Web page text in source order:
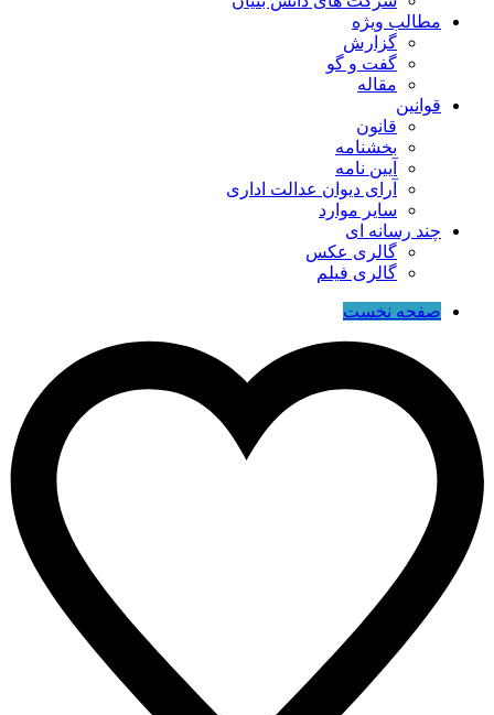
مطالب ویژه
گزارش
گفت و گو
مقاله
قوانین
قانون
بخشنامه
آیین نامه
آرای دیوان عدالت اداری
سایر موارد
چند رسانه ای
گالری عکس
گالری فیلم
صفحه نخست